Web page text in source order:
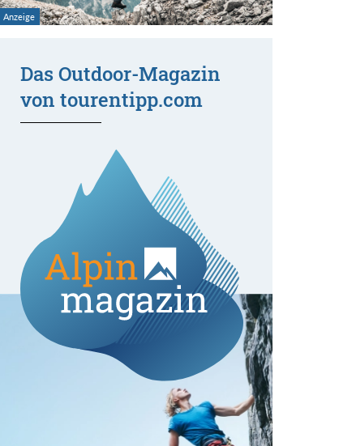
Das Outdoor-Magazin
von tourentipp.com